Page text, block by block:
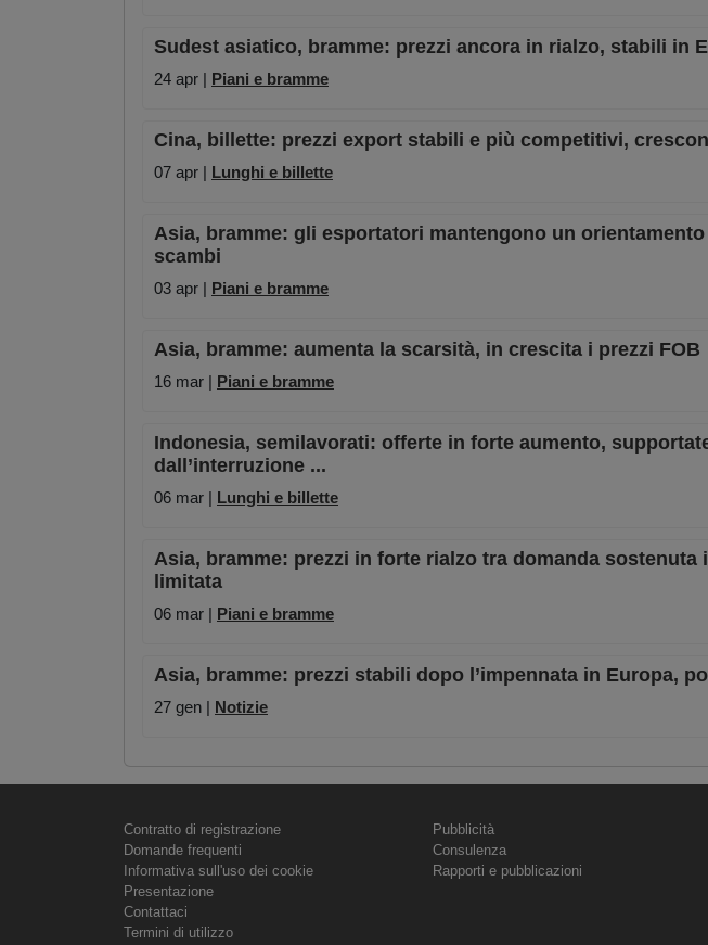
Sudest asiatico, bramme: prezzi ancora in rialzo, stabili in
24 apr | Piani e bramme
Cina, billette: prezzi export stabili e più competitivi,
07 apr | Lunghi e billette
Asia, bramme: gli esportatori mantengono un
scambi
03 apr | Piani e bramme
Asia, bramme: aumenta la scarsità, in crescita i prezzi FOB
16 mar | Piani e bramme
Indonesia, semilavorati: offerte in forte aumento,
dall’interruzione ...
06 mar | Lunghi e billette
Asia, bramme: prezzi in forte rialzo tra domanda
limitata
06 mar | Piani e bramme
Asia, bramme: prezzi stabili dopo l’impennata in Europa,
27 gen | Notizie
Contratto di registrazione
Domande frequenti
Informativa sull'uso dei cookie
Presentazione
Contattaci
Termini di utilizzo
Pubblicità
Consulenza
Rapporti e pubblicazioni